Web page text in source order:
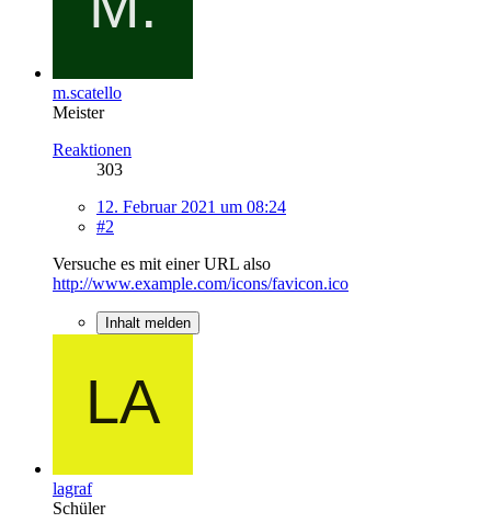
m.scatello
Meister
Reaktionen
303
12. Februar 2021 um 08:24
#2
Versuche es mit einer URL also
http://www.example.com/icons/favicon.ico
Inhalt melden
lagraf
Schüler